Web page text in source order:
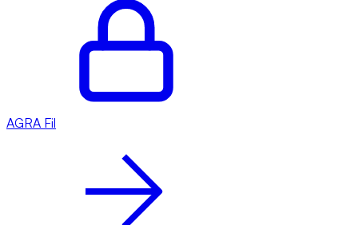
AGRA Fil